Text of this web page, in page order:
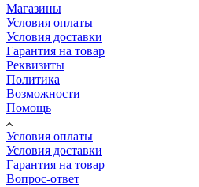
Магазины
Условия оплаты
Условия доставки
Гарантия на товар
Реквизиты
Политика
Возможности
Помощь
Условия оплаты
Условия доставки
Гарантия на товар
Вопрос-ответ